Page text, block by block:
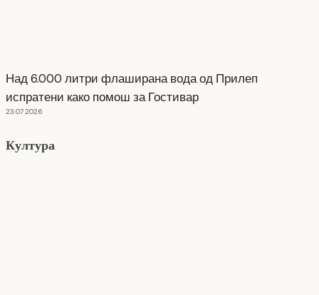
Над 6.000 литри флаширана вода од Прилеп
испратени како помош за Гостивар
23.07.2026
Култура